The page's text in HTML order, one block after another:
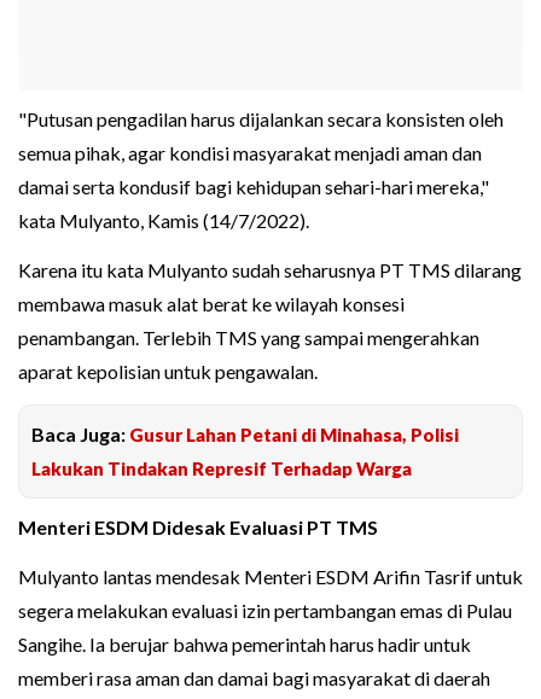
"Putusan pengadilan harus dijalankan secara konsisten oleh
semua pihak, agar kondisi masyarakat menjadi aman dan
damai serta kondusif bagi kehidupan sehari-hari mereka,"
kata Mulyanto, Kamis (14/7/2022).
Karena itu kata Mulyanto sudah seharusnya PT TMS dilarang
membawa masuk alat berat ke wilayah konsesi
penambangan. Terlebih TMS yang sampai mengerahkan
aparat kepolisian untuk pengawalan.
Baca Juga: Gusur Lahan Petani di Minahasa, Polisi
Lakukan Tindakan Represif Terhadap Warga
Menteri ESDM Didesak Evaluasi PT TMS
Mulyanto lantas mendesak Menteri ESDM Arifin Tasrif untuk
segera melakukan evaluasi izin pertambangan emas di Pulau
Sangihe. Ia berujar bahwa pemerintah harus hadir untuk
memberi rasa aman dan damai bagi masyarakat di daerah